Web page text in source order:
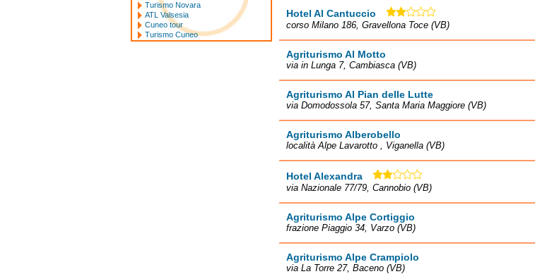
Hotel Al Cantuccio
corso Milano 186, Gravellona Toce (VB)
Agriturismo Al Motto
via in Lunga 7, Cambiasca (VB)
Agriturismo Al Pian delle Lutte
via Domodossola 57, Santa Maria Maggiore (VB)
Agriturismo Alberobello
località Alpe Lavarotto , Viganella (VB)
Hotel Alexandra
via Nazionale 77/79, Cannobio (VB)
Agriturismo Alpe Cortiggio
frazione Piaggio 34, Varzo (VB)
Agriturismo Alpe Crampiolo
via La Torre 27, Baceno (VB)
Turismo Novara
ATL Valsesia
Cuneo tour
Turismo Cuneo